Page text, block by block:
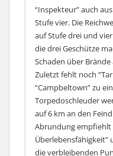
dann nur bei
sehr viel genauer.
(meistern)
anderer Nationen, ist
“Eliteschütze” zu
relativ und im
Schlachtschiffe, kann
Überleben sichern.
man die schnelle
nur weil die Türme
ausgerichtet sind.
Geschützen,
gern genommene
Feuern der
Sekundärgeschützen
der guten Front-
effektiv sein können,
heran zu kommen.
der Tirpitz nicht die
Bismarck, aber
nutzen man lernen
Wie bei anderen
“Inspekteur” auch
Stufe vier. Die
auf Stufe drei und
die drei Geschütze
Schaden über Brände
Zuletzt fehlt noch
“Campbeltown” zu
Torpedoschleuder
auf 6 km an den
Abrundung empfiehlt
Überlebensfähigkeit”
die verbleibenden